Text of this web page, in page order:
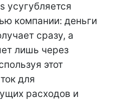
усугубляется
компании: деньги
сразу, а
лишь через
этот
для
расходов и